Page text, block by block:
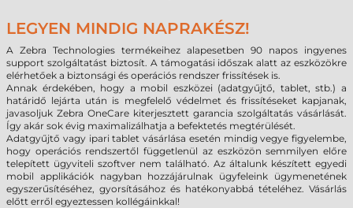
LEGYEN MINDIG NAPRAKÉSZ!
A Zebra Technologies termékeihez alapesetben 90 napos ingyenes
support szolgáltatást biztosít. A támogatási időszak alatt az eszközökre
elérhetőek a biztonsági és operációs rendszer frissítések is.
Annak érdekében, hogy a mobil eszközei (adatgyűjtő, tablet, stb.) a
határidő lejárta után is megfelelő védelmet és frissítéseket kapjanak,
javasoljuk Zebra OneCare kiterjesztett garancia szolgáltatás vásárlását.
Így akár sok évig maximalizálhatja a befektetés megtérülését.
Adatgyűjtő vagy ipari tablet vásárlása esetén mindig vegye figyelembe,
hogy operációs rendszertől függetlenül az eszközön semmilyen előre
telepített ügyviteli szoftver nem található. Az általunk készített egyedi
mobil applikációk nagyban hozzájárulnak ügyfeleink ügymenetének
egyszerűsítéséhez, gyorsításához és hatékonyabbá tételéhez. Vásárlás
előtt erről egyeztessen kollégáinkkal!